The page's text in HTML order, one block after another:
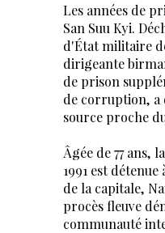
Les années de
San Suu Kyi.
d'État militaire
dirigeante
de prison
de corruption, a
source proche
Âgée de 77 ans,
1991 est
de la capitale,
procès fleuve
communauté